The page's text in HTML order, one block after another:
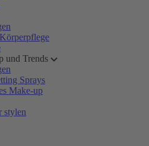
und Trends
Sprays
Make-up
stylen